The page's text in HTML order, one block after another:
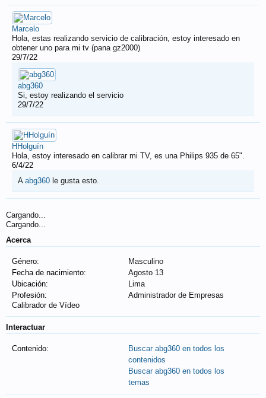
Marcelo
Hola, estas realizando servicio de calibración, estoy interesado en
obtener uno para mi tv (pana gz2000)
29/7/22
abg360
Si, estoy realizando el servicio
29/7/22
HHolguín
Hola, estoy interesado en calibrar mi TV, es una Philips 935 de 65".
6/4/22
A abg360 le gusta esto.
Cargando...
Cargando...
Acerca
Género:
Masculino
Fecha de nacimiento:
Agosto 13
Ubicación:
Lima
Profesión:
Administrador de Empresas
Calibrador de Vídeo
Interactuar
Contenido:
Buscar abg360 en todos los
contenidos
Buscar abg360 en todos los
temas